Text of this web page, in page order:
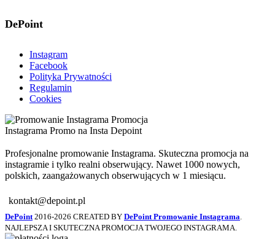
DePoint
Instagram
Facebook
Polityka Prywatności
Regulamin
Cookies
Profesjonalne promowanie Instagrama. Skuteczna promocja na
instagramie i tylko realni obserwujący. Nawet 1000 nowych,
polskich, zaangażowanych obserwujących w 1 miesiącu.
kontakt@depoint.pl
DePoint 2016-2026 CREATED BY DePoint Promowanie Instagrama.
NAJLEPSZA I SKUTECZNA PROMOCJA TWOJEGO INSTAGRAMA.